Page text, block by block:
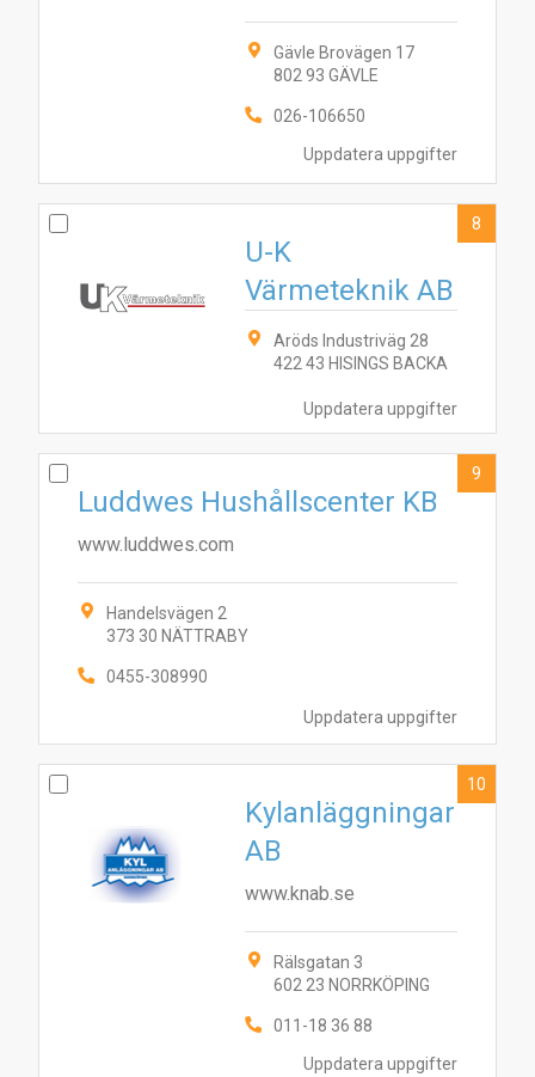
Uppdatera uppgifter
Gävle Brovägen 17
802 93 GÄVLE
026-106650
Uppdatera uppgifter
U-K
Värmeteknik AB
Aröds Industriväg 28
422 43 HISINGS BACKA
8
Uppdatera uppgifter
Luddwes Hushållscenter KB
www.luddwes.com
Handelsvägen 2
373 30 NÄTTRABY
0455-308990
9
Uppdatera uppgifter
Kylanläggningar
AB
www.knab.se
Rälsgatan 3
602 23 NORRKÖPING
011-18 36 88
10